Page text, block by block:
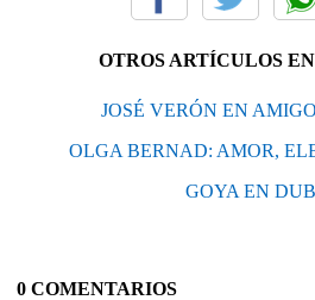
OTROS ARTÍCULOS
JOSÉ VERÓN EN
OLGA BERNAD: AMOR,
GOYA EN
0 COMENTARIOS